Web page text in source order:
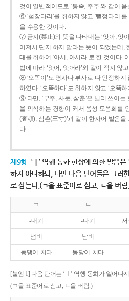
것이 일반적이므로 ‘봉죽, 주추’와 같이
⑥ ‘뻗장다리’를 취하지 않고 ‘뻗정다리’
을 수용한 것이다.
⑦ 금지(禁止)의 뜻을 나타내는 ‘앗아, 앗
어져서 단지 하지 말라는 뜻이 되었는데,
태를 취하여 ‘아서, 아서라’로 한 것이다.
법에 따라 ‘앗어, 앗어라’와 같이 적지 않
⑧ ‘오똑이’도 명사나 부사로 다 인정하지
하였다. ‘오똑하다’도 취하지 않고 ‘오뚝
⑨ 다만, ‘부주, 사둔, 삼춘’은 널리 쓰이
을 의식하는 경향이 커서 음성 모음화를
(査頓), 삼촌(三寸)’과 같이 한자어 발음
다.
제9항 ‘ㅣ’ 역행 동화 현상에 의한 발음
하지 아니하되, 다만 다음 단어들은 그러
로 삼는다.(ㄱ을 표준어로 삼고, ㄴ을 버림
ㄱ ㄴ
-내기 -나기
냄비 남비
동댕이-치다 동당이-치다
[붙임 1] 다음 단어는 ‘ㅣ’ 역행 동화가 일어나
(ㄱ을 표준어로 삼고, ㄴ을 버림.)